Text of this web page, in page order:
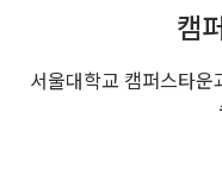
캠
서울대학교 캠퍼스타